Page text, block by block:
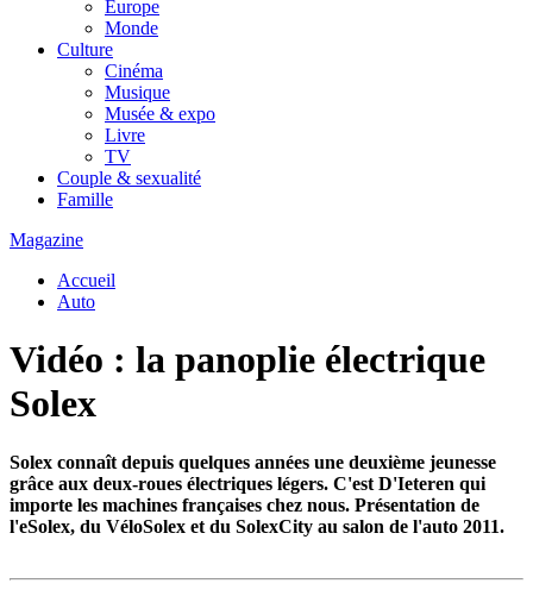
Europe
Monde
Culture
Cinéma
Musique
Musée & expo
Livre
TV
Couple & sexualité
Famille
Magazine
Accueil
Auto
Vidéo : la panoplie électrique
Solex
Solex connaît depuis quelques années une deuxième jeunesse
grâce aux deux-roues électriques légers. C'est D'Ieteren qui
importe les machines françaises chez nous. Présentation de
l'eSolex, du VéloSolex et du SolexCity au salon de l'auto 2011.